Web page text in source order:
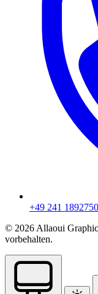
+49 241 1892750
© 2026 Allaoui
vorbehalten.